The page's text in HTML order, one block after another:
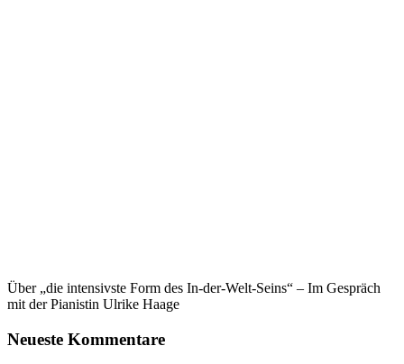
Über „die intensivste Form des In-der-Welt-Seins“ – Im Gespräch
mit der Pianistin Ulrike Haage
Neueste Kommentare